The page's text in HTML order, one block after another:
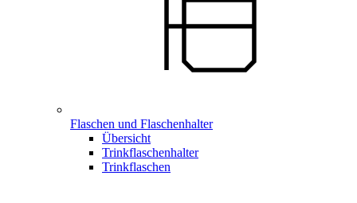
Flaschen und Flaschenhalter
Übersicht
Trinkflaschenhalter
Trinkflaschen